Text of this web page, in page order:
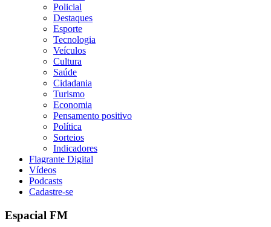
Policial
Destaques
Esporte
Tecnologia
Veículos
Cultura
Saúde
Cidadania
Turismo
Economia
Pensamento positivo
Política
Sorteios
Indicadores
Flagrante Digital
Vídeos
Podcasts
Cadastre-se
Espacial FM